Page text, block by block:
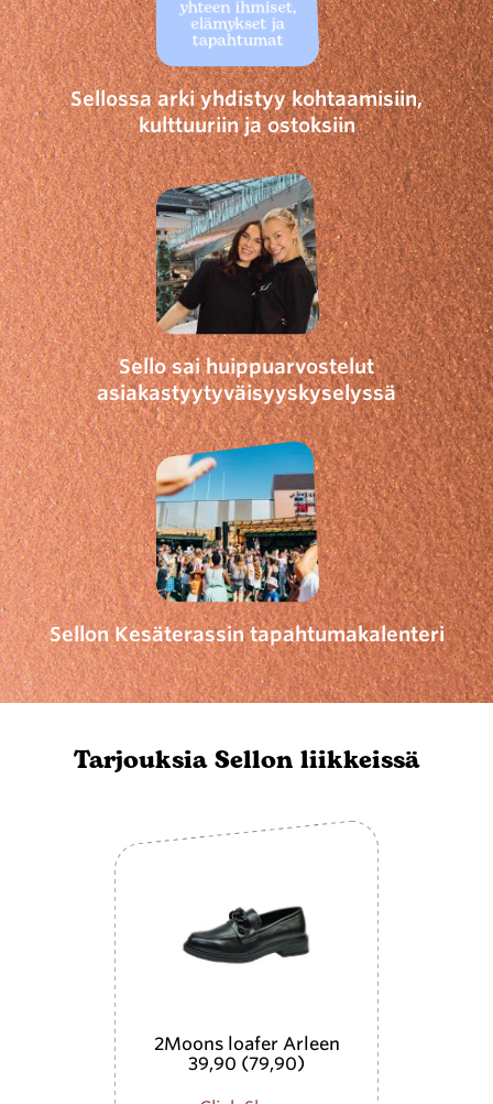
Sellossa arki yhdistyy kohtaamisiin,
kulttuuriin ja ostoksiin
Sello sai huippuarvostelut
asiakastyytyväisyyskyselyssä
Sellon Kesäterassin tapahtumakalenteri
Tarjouksia Sellon liikkeissä
2Moons loafer Arleen
39,90 (79,90)